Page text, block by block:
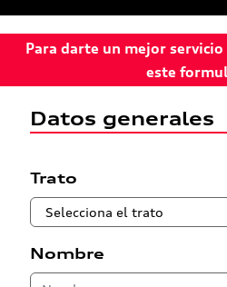
Para darte un mejor
este
Datos generales
Trato
Nombre